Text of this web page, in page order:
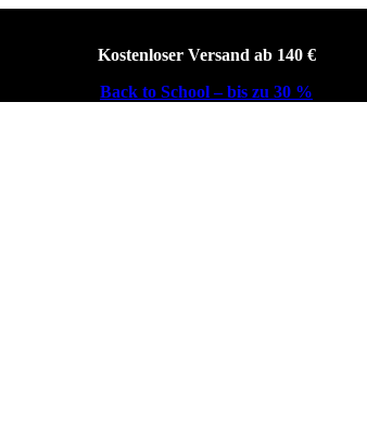
Kostenloser Versand ab 140 €
Back to School – bis zu 30 %